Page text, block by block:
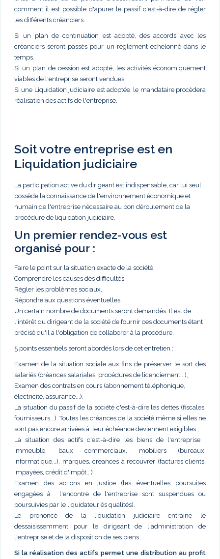
comment il est possible d'apurer le passif c'est-à-dire de régler
les différents créanciers.
Si un plan de continuation est adopté, des accords avec les
créanciers seront passés pour un réglement échelonné dans le
temps.
Si un plan de cession est adopté, les activités économiquement
viables de l'entreprise seront vendues.
Si une Liquidation judiciaire est adoptée, le mandataire procèdera
réalisation des actifs de l'entreprise.
Soit votre entreprise est en
Liquidation judiciaire
La participation active du dirigeant est indispensable, car lui seul
possède la connaissance de l'environnement économique et
humain de l'entreprise nécessaire au bon déroulement de la
procédure de liquidation judiciaire.
Un premier rendez-vous est
organisé pour :
Faire le point sur la situation exacte de la société,
Comprendre les causes des difficultés,
Régler les problèmes sociaux,
Répondre aux questions éventuelles.
Un certain nombre de documents seront demandés. Il est de
l'intérêt du dirigeant de la société de fournir ces documents étant
précisé qu'il a l'obligation de collaborer à la procédure.
5 points essentiels seront abordés lors de cet entretien :
Examen de la situation sociale aux fins de préserver le sort des
salariés (créances salariales, procédures de licenciement...),
Examen des contrats en cours (abonnement téléphonique,
électricité, assurance...),
La situation du passif de la société c'est-à-dire les dettes (fiscales,
fournisseurs...). Toutes les créances de la société même si elles ne
sont pas encore arrivées à leur échéance deviennent exigibles ;
La situation des actifs c'est-à-dire les biens de l'entreprise :
immeuble, baux commerciaux, mobiliers (bureaux,
informatique...), marques, créances à recouvrer (factures clients,
impayées, crédit d'impôt...) ;
Examen des actions en justice (les éventuelles poursuites
engagées à l'encontre de l'entreprise sont suspendues ou
poursuivies par le liquidateur ès qualités).
Le prononcé de la liquidation judiciaire entraine le
dessaisissemment pour le dirigeant de l'administration de
l'entreprise et de la disposition de ses biens.
Si la réalisation des actifs permet une distribution au profit